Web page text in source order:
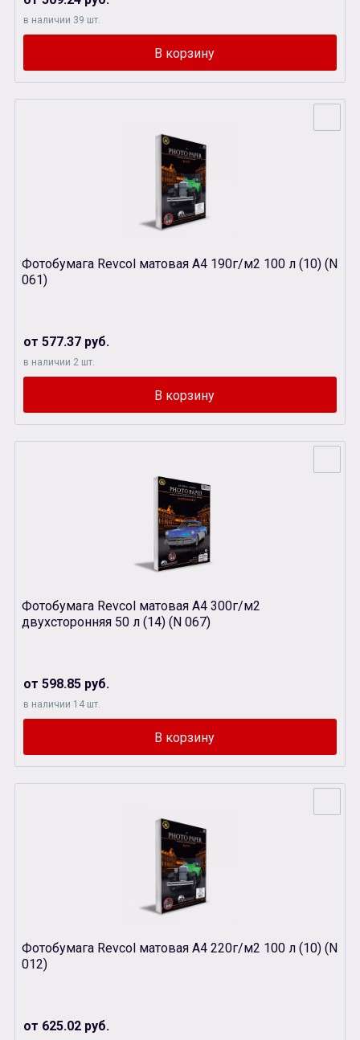
в наличии 39 шт.
Фотобумага Revcol матовая А4 190г/м2 100 л (10) (N
061)
от 577.37 руб.
в наличии 2 шт.
Фотобумага Revcol матовая А4 300г/м2
двухсторонняя 50 л (14) (N 067)
от 598.85 руб.
в наличии 14 шт.
Фотобумага Revcol матовая А4 220г/м2 100 л (10) (N
012)
от 625.02 руб.